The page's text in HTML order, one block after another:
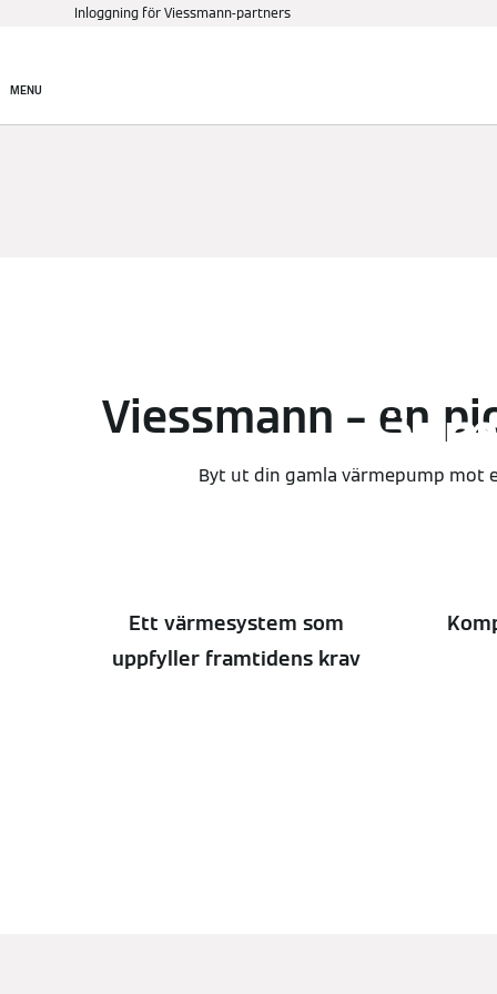
Inloggning för Viessmann-partners
MENU
Viessmann – en
Byt ut din gamla värmepump
Ett värmesystem som
uppfyller framtidens krav